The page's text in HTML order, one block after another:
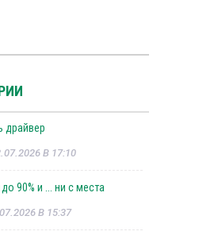
драйвер
В 17:10
90% и ... ни с места
В 15:37